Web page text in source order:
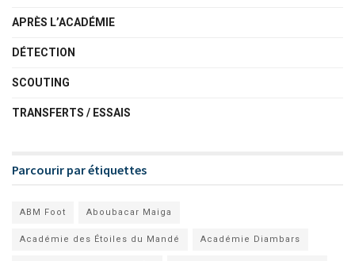
APRÈS L’ACADÉMIE
DÉTECTION
SCOUTING
TRANSFERTS / ESSAIS
Parcourir par étiquettes
ABM Foot Aboubacar Maiga
Académie des Étoiles du Mandé Académie Diambars